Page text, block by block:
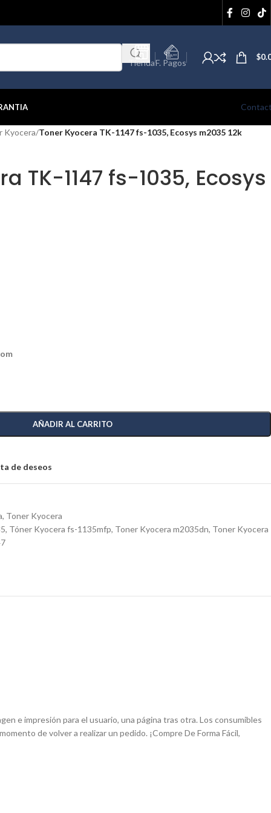
TiendaF. Pagos
$
Kyocera/Toner Kyocera TK-1147 fs-1035, Ecosys m2035 12k
TK-1147 fs-1035, Ecosys
AÑADIR AL CARRITO
de deseos
, Toner Kyocera
, Tóner Kyocera fs-1135mfp, Toner Kyocera m2035dn, Toner Kyocera
e impresión para el usuario, una página tras otra. Los consumibles
de volver a realizar un pedido. ¡Compre De Forma Fácil,